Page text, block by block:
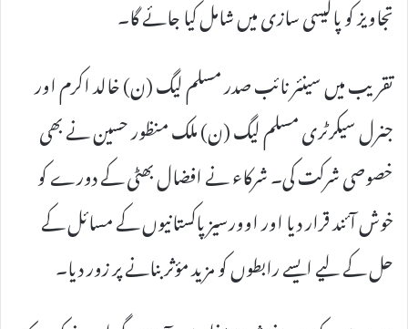
تجاویز کو پالیسی سازی میں شامل کیا جائے گا۔
تقریب میں سینئر نائب صدر مسلم لیگ (ن) خالد اکرم اور
جنرل سیکرٹری مسلم لیگ (ن) ملک منظور حسین نے بھی
خصوصی شرکت کی۔ شرکاء نے افضال بھٹی کے دورے کو
خوش آئند قرار دیا اور اوورسیز پاکستانیوں کے مسائل کے
حل کے لیے ایسے رابطوں کو مزید مؤثر بنانے پر زور دیا۔